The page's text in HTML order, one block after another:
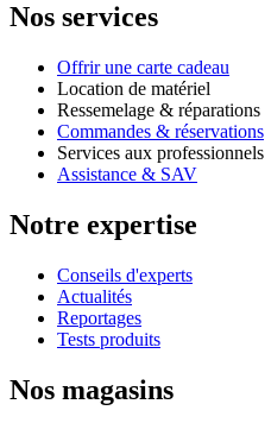
Nos services
Offrir une carte cadeau
Location de matériel
Ressemelage & réparations
Commandes & réservations
Services aux professionnels
Assistance & SAV
Notre expertise
Conseils d'experts
Actualités
Reportages
Tests produits
Nos magasins